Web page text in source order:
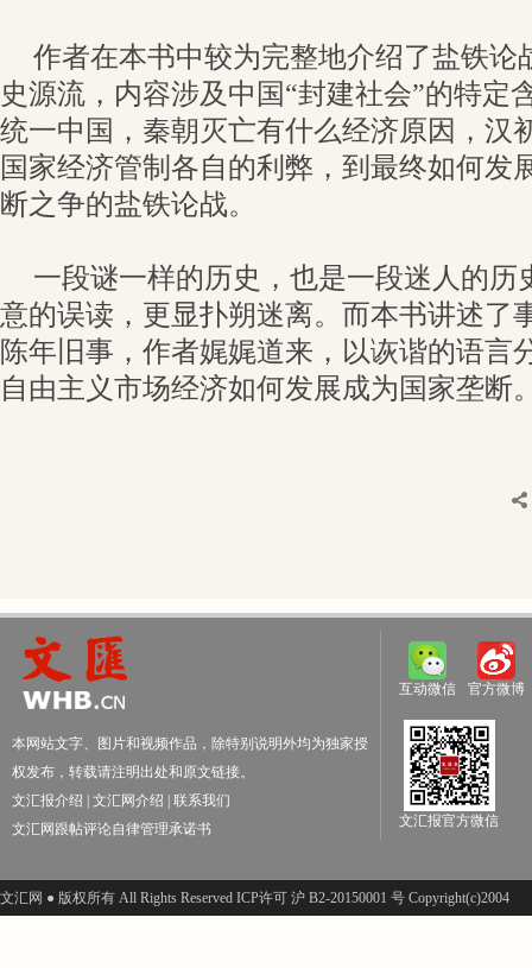
作者在本书中较为完整地介绍了盐铁论
史源流，内容涉及中国“封建社会”的特定
统一中国，秦朝灭亡有什么经济原因，汉
国家经济管制各自的利弊，到最终如何发
断之争的盐铁论战。
一段谜一样的历史，也是一段迷人的历
意的误读，更显扑朔迷离。而本书讲述了
陈年旧事，作者娓娓道来，以诙谐的语言
自由主义市场经济如何发展成为国家垄断
本网站文字、图片和视频作品，除特别说明外均为独家授
权发布，转载请注明出处和原文链接。
文汇报介绍
文汇网介绍
联系我们
文汇网跟帖评论自律管理承诺书
互动微信 官方微博
文汇报官方微信
文汇网 ● 版权所有 All Rights Reserved ICP许可 沪 B2-20150001 号 Copyright(c)2004